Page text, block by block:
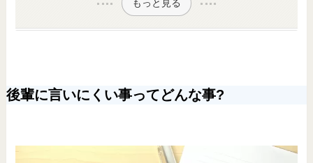
もっと見る
後輩に言いにくい事ってどんな事?